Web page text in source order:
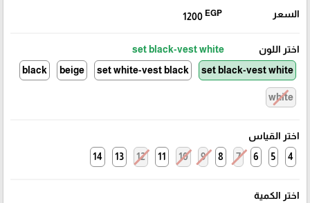
السعر 1200 EGP
اختر اللون
set black-vest white
set black-vest white
set white-vest black
beige
black
white
اختر القياس
4
5
6
7
8
9
10
11
12
13
14
اختر الكمية